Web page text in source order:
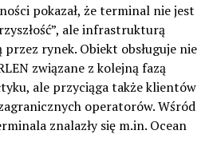
pokazał, że terminal nie jest
ale infrastrukturą
rynek. Obiekt obsługuje nie
związane z kolejną fazą
ale przyciąga także klientów
operatorów. Wśród
znalazły się m.in. Ocean